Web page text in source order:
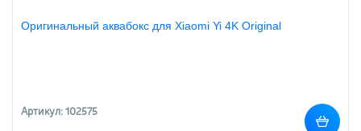
Оригинальный аквабокс для Xiaomi Yi 4K Original
Артикул: 102575